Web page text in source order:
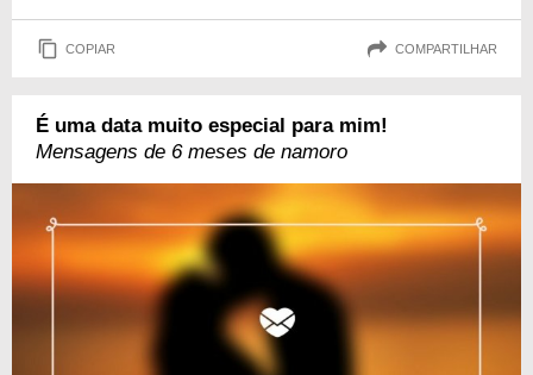
COPIAR COMPARTILHAR
É uma data muito especial para mim!
Mensagens de 6 meses de namoro